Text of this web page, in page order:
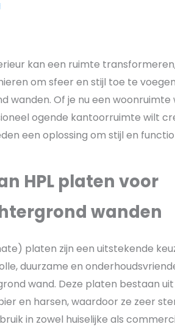
kan een ruimte
om sfeer en stijl toe te
wanden. Of je nu een woonruimte
ogende kantoorruimte wilt
een oplossing om stijl en
HPL platen voor
wanden
platen zijn een uitstekende
duurzame en
wand. Deze platen bestaan
en harsen, waardoor ze zeer
in zowel huiselijke als